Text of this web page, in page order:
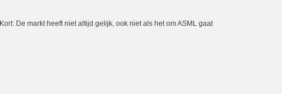
Kort: De markt heeft niet altijd gelijk, ook niet als het om ASML gaat